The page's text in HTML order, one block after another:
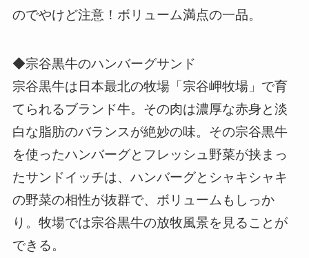
のでやけど注意！ボリューム満点の一品。
◆宗谷黒牛のハンバーグサンド
宗谷黒牛は日本最北の牧場「宗谷岬牧場」で育
てられるブランド牛。その肉は濃厚な赤身と淡
白な脂肪のバランスが絶妙の味。その宗谷黒牛
を使ったハンバーグとフレッシュ野菜が挟まっ
たサンドイッチは、ハンバーグとシャキシャキ
の野菜の相性が抜群で、ボリュームもしっか
り。牧場では宗谷黒牛の放牧風景を見ることが
できる。